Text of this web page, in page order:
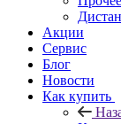
Акции
Сервис
Блог
Новости
Как купить